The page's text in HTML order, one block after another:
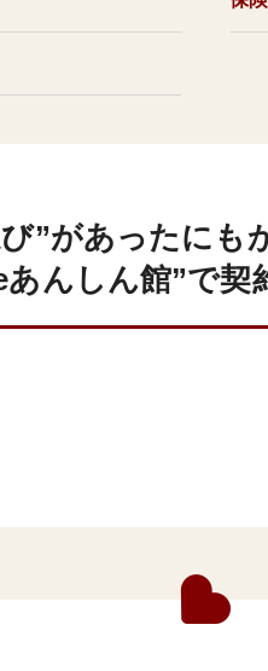
”があったにも
んしん館”で契